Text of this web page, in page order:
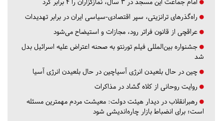
راه‌گذرهای ترانزیتی، سپر اقتصادی-سیاسی ایران در برابر تهدیدات
عراقچی از قانون فراتر رود، مجازات و استیضاح می‌شود
جشنواره بین‌المللی فیلم تورنتو به صحنه اعتراض علیه اسرائیل بدل
شد
چین در حال بلعیدن انرژی آسیاچین در حال بلعیدن انرژی آسیا
روایت روحانی از کلاه گشاد در مذاکرات
رهبرانقلاب در دیدار هیئت دولت: معیشت مردم مهمترین مسئله
است؛ برای انضباط بازار چاره‌اندیشی شود